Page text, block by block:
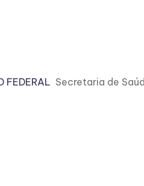
FEDERAL Secretaria de